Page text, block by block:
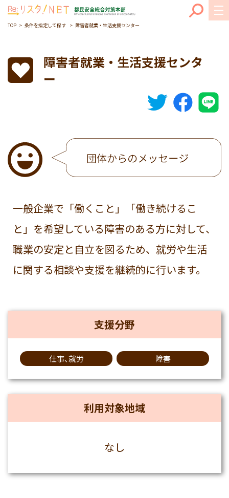
TOP 条件を指定して探す 障害者就業・生活支援センター
障害者就業・生活支援センタ
ー
一般企業で「働くこと」「働き続けるこ
と」を希望している障害のある方に対して、
職業の安定と自立を図るため、就労や生活
に関する相談や支援を継続的に行います。
支援分野
仕事、就労 障害
利用対象地域
なし